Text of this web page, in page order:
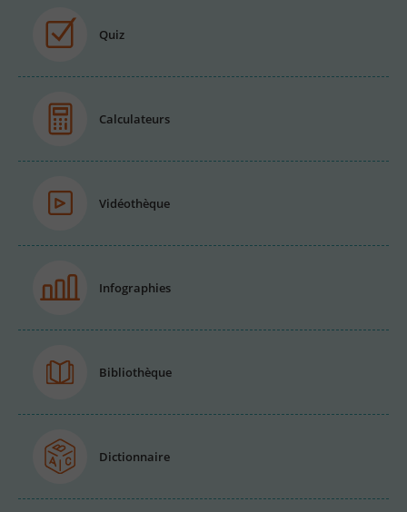
Quiz
Calculateurs
Vidéothèque
Infographies
Bibliothèque
Dictionnaire